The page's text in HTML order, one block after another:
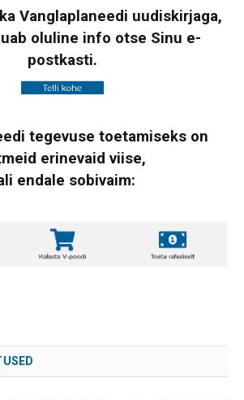
Vanglaplaneedi uudiskirjaga,
oluline info otse Sinu e-
postkasti.
tegevuse toetamiseks on
erinevaid viise,
endale sobivaim: